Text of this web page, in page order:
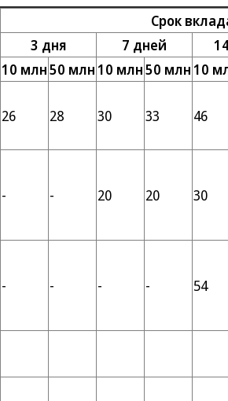
Срок
3 дня
7 дней
10 млн50 млн10 млн50 млн10
26 28 30 33 46
- - 20 20 30
- - - - 54